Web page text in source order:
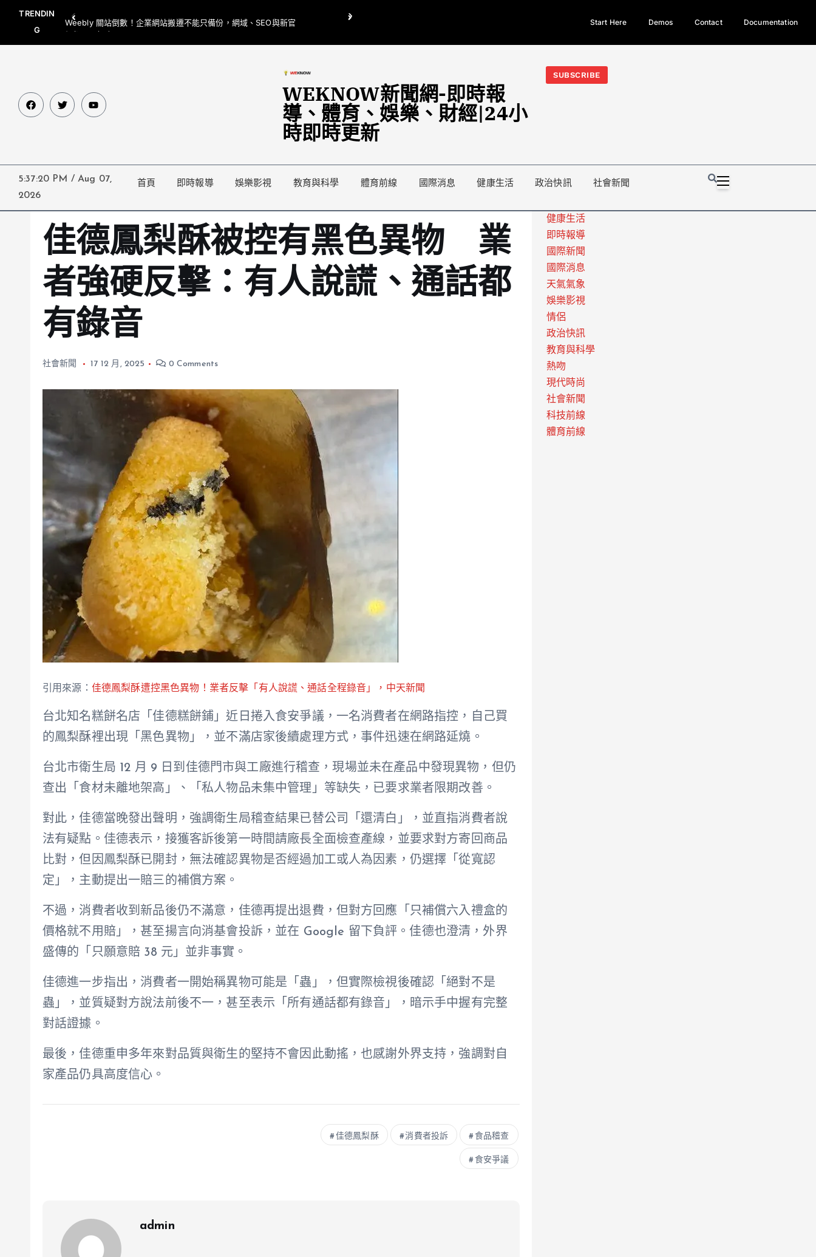
TRENDIN
G
Weebly 關站倒數！企業網站搬遷不能只備份，網域、SEO與新官
網都要一起處理
翁曉玲喊刪陸委會1295萬媒宣費惹議 梁文傑回「只能靠嘴巴」
今日熱門新聞TOP3｜西拉雅族正式成第17個原住民族、立院電競
光電場回
Start Here Demos Contact Documentation
WEKNOW新聞網-即時報
導、體育、娛樂、財經|24小
時即時更新
SUBSCRIBE
5:37:21 PM /
Aug 07,
2026
首頁 即時報導 娛樂影視 教育與科學 體育前線 國際消息 健康生活 政治快訊 社會新聞
佳德鳳梨酥被控有黑色異物 業
者強硬反擊：有人說謊、通話都
有錄音
社會新聞 17 12 月, 2025 0 Comments
引用來源： 佳德鳳梨酥遭控黑色異物！業者反擊「有人說謊、通話全程錄音」，中天新聞
台北知名糕餅名店「佳德糕餅鋪」近日捲入食安爭議，一名消費者在網路指控，自己買
的鳳梨酥裡出現「黑色異物」，並不滿店家後續處理方式，事件迅速在網路延燒。
台北市衛生局 12 月 9 日到佳德門市與工廠進行稽查，現場並未在產品中發現異物，但仍
查出「食材未離地架高」、「私人物品未集中管理」等缺失，已要求業者限期改善。
對此，佳德當晚發出聲明，強調衛生局稽查結果已替公司「還清白」，並直指消費者說
法有疑點。佳德表示，接獲客訴後第一時間請廠長全面檢查產線，並要求對方寄回商品
比對，但因鳳梨酥已開封，無法確認異物是否經過加工或人為因素，仍選擇「從寬認
定」，主動提出一賠三的補償方案。
不過，消費者收到新品後仍不滿意，佳德再提出退費，但對方回應「只補償六入禮盒的
價格就不用賠」，甚至揚言向消基會投訴，並在 Google 留下負評。佳德也澄清，外界
盛傳的「只願意賠 38 元」並非事實。
佳德進一步指出，消費者一開始稱異物可能是「蟲」，但實際檢視後確認「絕對不是
蟲」，並質疑對方說法前後不一，甚至表示「所有通話都有錄音」，暗示手中握有完整
對話證據。
最後，佳德重申多年來對品質與衛生的堅持不會因此動搖，也感謝外界支持，強調對自
家產品仍具高度信心。
佳德鳳梨酥 消費者投訴 食品稽查
食安爭議
admin
健康生活
即時報導
國際新聞
國際消息
天氣氣象
娛樂影視
情侶
政治快訊
教育與科學
熱吻
現代時尚
社會新聞
科技前線
體育前線